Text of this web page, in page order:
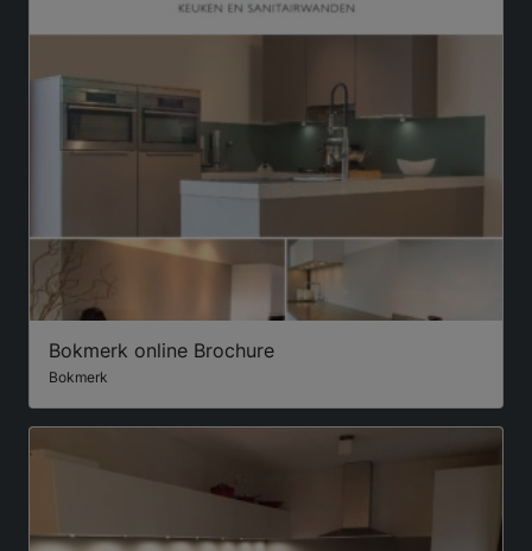
Bokmerk online Brochure
Bokmerk